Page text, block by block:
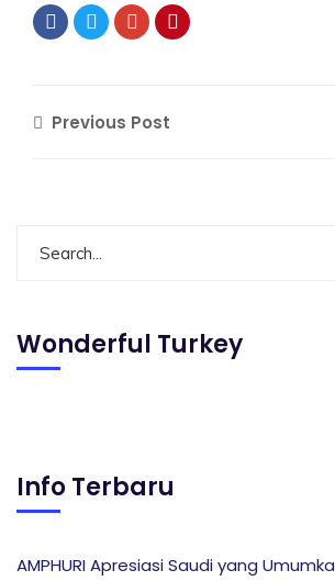
Previous Post
Wonderful Turkey
Info Terbaru
AMPHURI Apresiasi Saudi yang